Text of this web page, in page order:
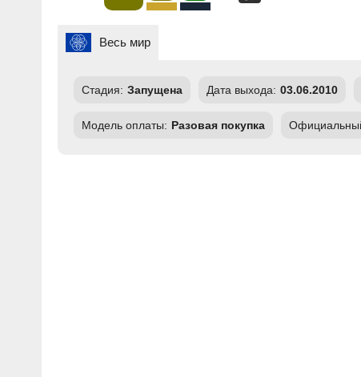
Весь мир
Стадия: Запущена Дата выхода: 03.06.2010
Модель оплаты: Разовая покупка